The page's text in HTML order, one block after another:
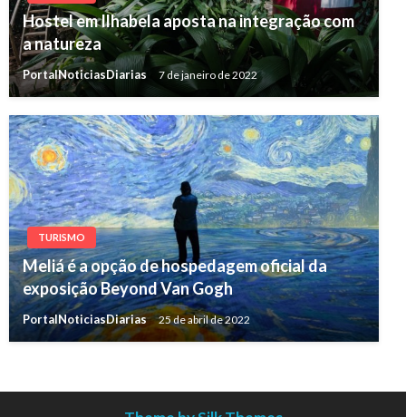
Hostel em Ilhabela aposta na integração com
a natureza
PortalNoticiasDiarias 7 de janeiro de 2022
TURISMO
Meliá é a opção de hospedagem oficial da
exposição Beyond Van Gogh
PortalNoticiasDiarias 25 de abril de 2022